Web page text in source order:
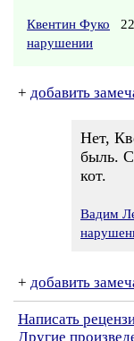
Квентин Фуко
нарушении
+ добавить
Нет,
быль.
кот.
Вадим
+ добавить
Написать
Другие